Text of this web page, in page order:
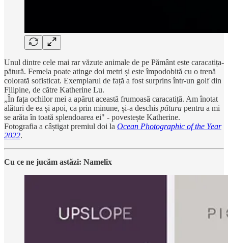
Unul dintre cele mai rar văzute animale de pe Pământ este caracatița-
pătură. Femela poate atinge doi metri și este împodobită cu o trenă
colorată sofisticat. Exemplarul de față a fost surprins într-un golf din
Filipine, de către Katherine Lu.
„În fața ochilor mei a apărut această frumoasă caracatiță. Am înotat
alături de ea și apoi, ca prin minune, și-a deschis pătura pentru a mi
se arăta în toată splendoarea ei" - povestește Katherine.
Fotografia a câștigat premiul doi la Ocean Photographic of the Year
2022.
Cu ce ne jucăm astăzi: Namelix